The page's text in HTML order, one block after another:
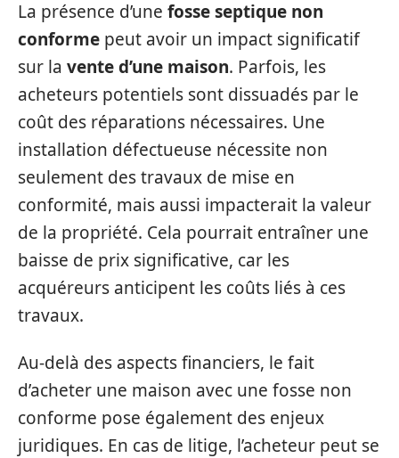
La présence d’une fosse septique non
conforme peut avoir un impact significatif
sur la vente d’une maison. Parfois, les
acheteurs potentiels sont dissuadés par le
coût des réparations nécessaires. Une
installation défectueuse nécessite non
seulement des travaux de mise en
conformité, mais aussi impacterait la valeur
de la propriété. Cela pourrait entraîner une
baisse de prix significative, car les
acquéreurs anticipent les coûts liés à ces
travaux.
Au-delà des aspects financiers, le fait
d’acheter une maison avec une fosse non
conforme pose également des enjeux
juridiques. En cas de litige, l’acheteur peut se